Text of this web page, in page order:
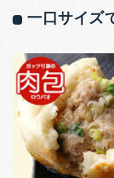
一口サイズ